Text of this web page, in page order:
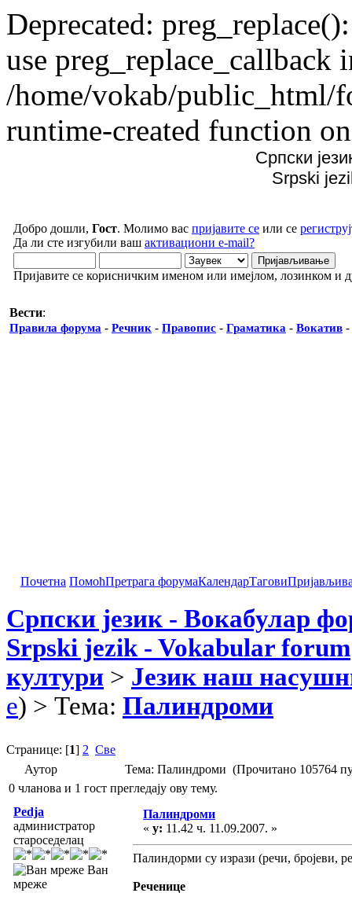
Deprecated:
use preg_replace_callback
/home/vokab/public_html/
runtime-created function
Српски
Srpski
Добро дошли, Гост. Молимо вас пријавите се или се
Да ли сте изгубили ваш активациони e-mail?
Пријавите се корисничким именом или имејлом, лозинком и
Вести:
Правила форума - Речник - Правопис - Граматика - Вокатив -
Почетна ПомоћПретрага форумаКалендарТагови
Српски језик - Вокабулар
Srpski jezik - Vokabular forum
култури > Језик наш
e) > Тема: Палиндроми
Странице: [1] 2 Све
Аутор
Тема: Палиндроми (Прочитано 105764
0 чланова и 1 гост прегледају ову тему.
Pedja
администратор
староседелац
Ван
мреже
Палиндроми
« у: 11.42 ч. 11.09.2007. »
Палиндорми су изрази (речи, бројеви,
Реченице